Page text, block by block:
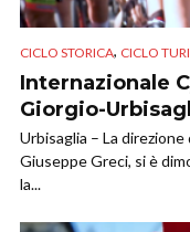
CICLO STORICA, CICLO
Internazionale
Giorgio-
Urbisaglia – La
Giuseppe Greci, si è
la...